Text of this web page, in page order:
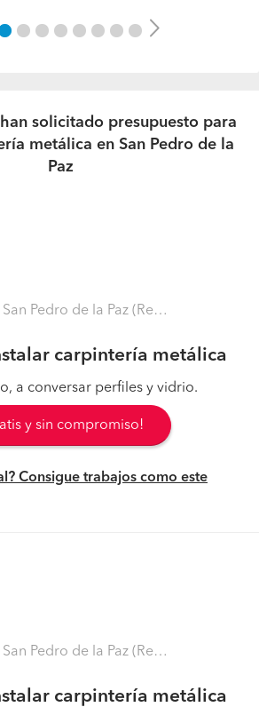
Next
solicitado presupuesto para
metálica en San Pedro de la
Paz
San Pedro de la Paz (Región VIII Biobío - Concepción)
carpintería metálica
a conversar perfiles y vidrio.
y sin compromiso!
Consigue trabajos como este
San Pedro de la Paz (Región VIII Biobío - Concepción)
carpintería metálica